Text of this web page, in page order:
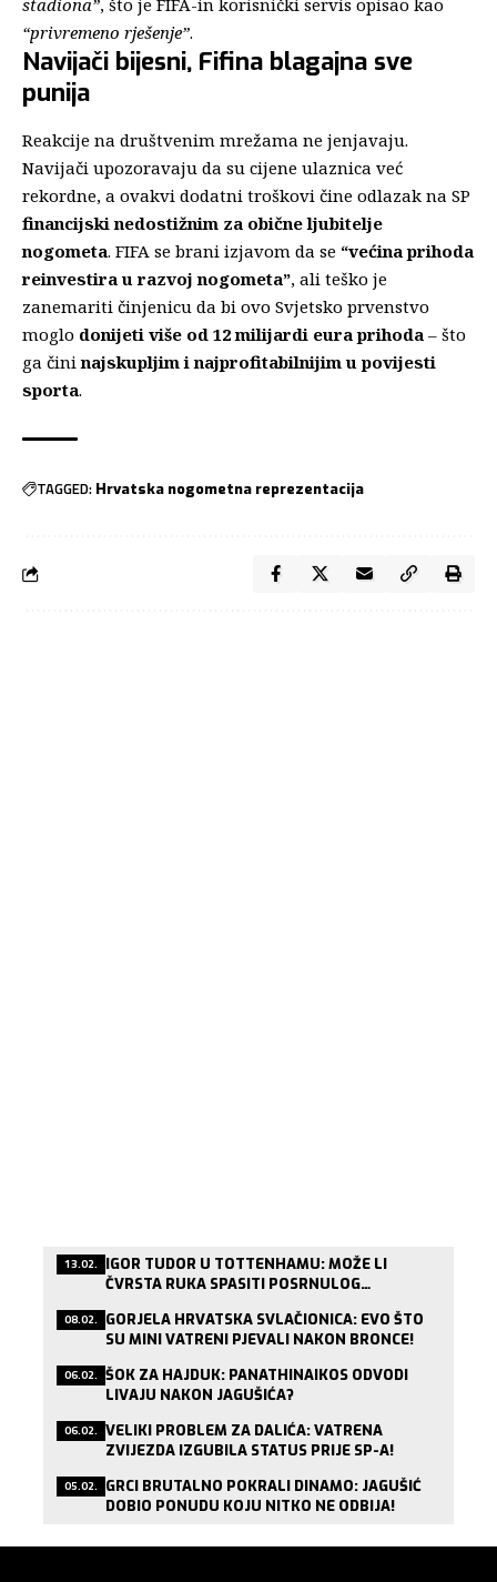
stadiona”, što je FIFA-in korisnički servis opisao kao
“privremeno rješenje”.
Navijači bijesni, Fifina blagajna sve
punija
Reakcije na društvenim mrežama ne jenjavaju.
Navijači upozoravaju da su cijene ulaznica već
rekordne, a ovakvi dodatni troškovi čine odlazak na SP
financijski nedostižnim za obične ljubitelje
nogometa. FIFA se brani izjavom da se “većina prihoda
reinvestira u razvoj nogometa”, ali teško je
zanemariti činjenicu da bi ovo Svjetsko prvenstvo
moglo donijeti više od 12 milijardi eura prihoda – što
ga čininajskupljim i najprofitabilnijim u povijesti
sporta.
TAGGED: Hrvatska nogometna reprezentacija
13.02. IGOR TUDOR U TOTTENHAMU: MOŽE LI
ČVRSTA RUKA SPASITI POSRNULOG
08.02. GORJELA HRVATSKA SVLAČIONICA: EVO ŠTO
SU MINI VATRENI PJEVALI NAKON BRONCE!
06.02. ŠOK ZA HAJDUK: PANATHINAIKOS ODVODI
LIVAJU NAKON JAGUŠIĆA?
06.02. VELIKI PROBLEM ZA DALIĆA: VATRENA
ZVIJEZDA IZGUBILA STATUS PRIJE SP-A!
05.02. GRCI BRUTALNO POKRALI DINAMO: JAGUŠIĆ
DOBIO PONUDU KOJU NITKO NE ODBIJA!